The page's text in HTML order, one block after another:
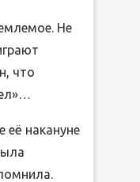
Не
что
её накануне